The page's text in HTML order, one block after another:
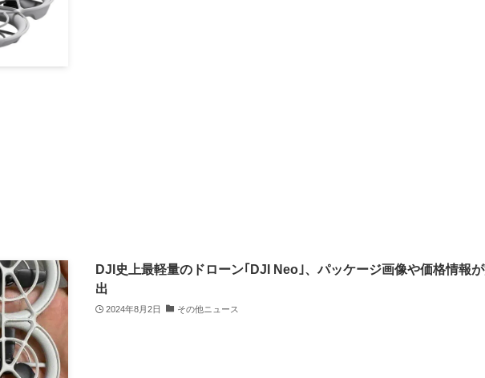
DJI史上最軽量のドローン｢DJI Neo｣、パッケージ画像や価格情報
出
2024年8月2日 その他ニュース